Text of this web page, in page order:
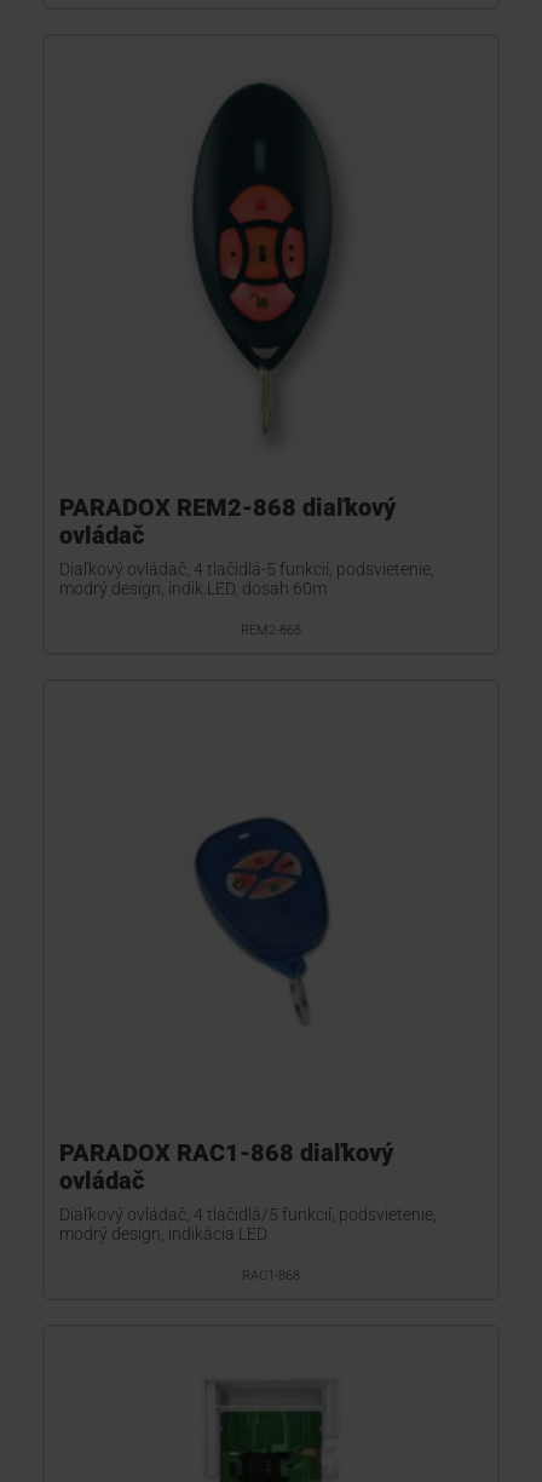
PARADOX REM2-868 diaľkový
ovládač
Diaľkový ovládač, 4 tlačidlá-5 funkcií, podsvietenie,
modrý design, indik.LED, dosah 60m
REM2-868
PARADOX RAC1-868 diaľkový
ovládač
Diaľkový ovládač, 4 tlačidlá/5 funkcií, podsvietenie,
modrý design, indikácia LED
RAC1-868